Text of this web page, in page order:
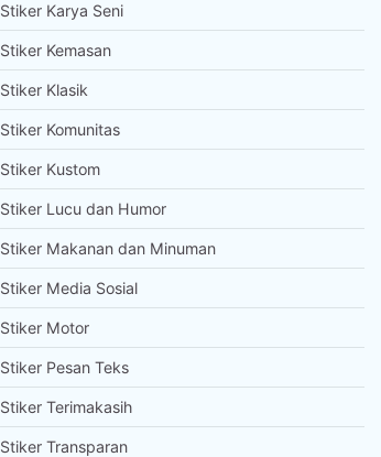
Stiker Karya Seni
Stiker Kemasan
Stiker Klasik
Stiker Komunitas
Stiker Kustom
Stiker Lucu dan Humor
Stiker Makanan dan Minuman
Stiker Media Sosial
Stiker Motor
Stiker Pesan Teks
Stiker Terimakasih
Stiker Transparan